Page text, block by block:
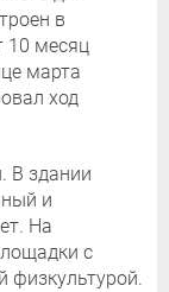
в
10 месяц
марта
ход
В здании
и
На
с
физкультурой.